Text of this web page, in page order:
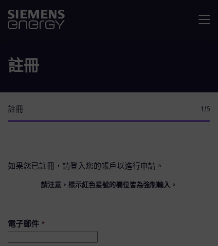
註冊
註冊 1 /5
如果您已註冊，請登入您的帳戶以進行申請。
請注意，標示紅色星號的欄位皆為強制輸入。
電子郵件 *